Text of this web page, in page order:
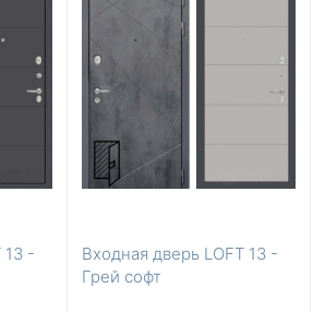
13 -
Входная дверь LOFT 13 -
Грей софт